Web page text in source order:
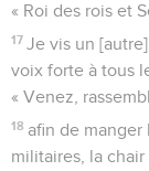
« Roi des rois et
17 Je vis un
voix forte à tous
« Venez,
18 afin de manger
militaires, la